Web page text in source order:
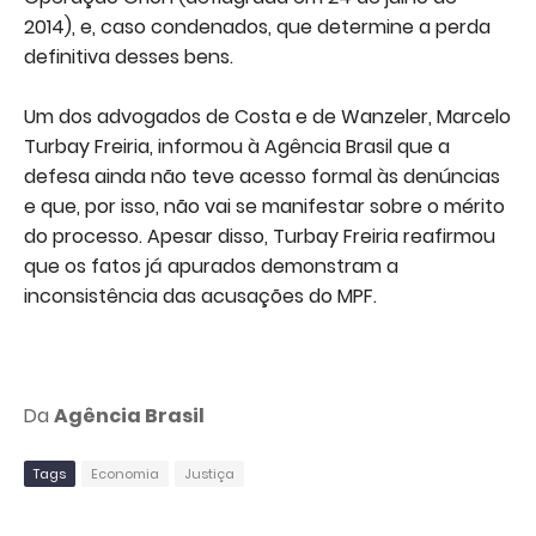
2014), e, caso condenados, que determine a perda
definitiva desses bens.
Um dos advogados de Costa e de Wanzeler, Marcelo
Turbay Freiria, informou à Agência Brasil que a
defesa ainda não teve acesso formal às denúncias
e que, por isso, não vai se manifestar sobre o mérito
do processo. Apesar disso, Turbay Freiria reafirmou
que os fatos já apurados demonstram a
inconsistência das acusações do MPF.
Da Agência Brasil
Tags Economia Justiça